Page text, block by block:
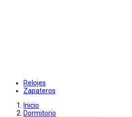
Relojes
Zapateros
Inicio
Dormitorio